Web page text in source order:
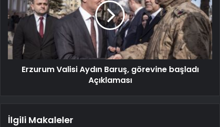
Erzurum Valisi Aydın Baruş, görevine başladı
Açıklaması
İlgili Makaleler